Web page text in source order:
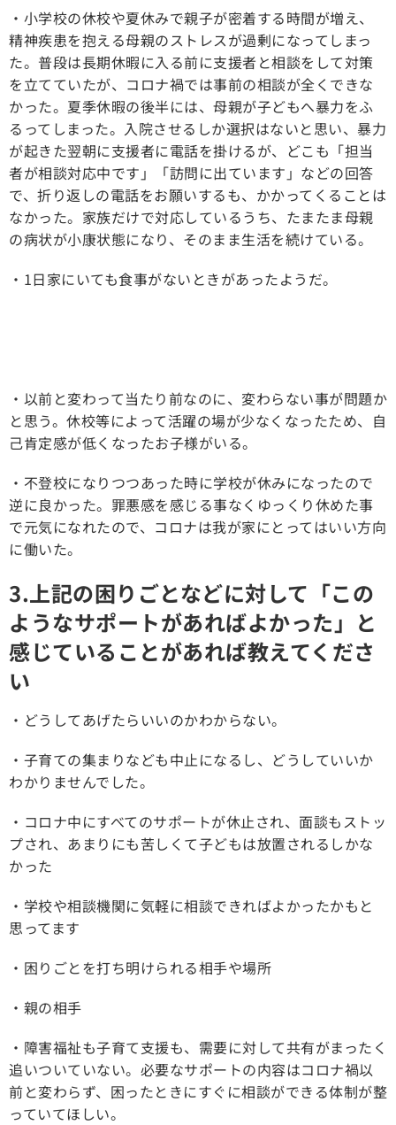
・小学校の休校や夏休みで親子が密着する時間が増え、
精神疾患を抱える母親のストレスが過剰になってしまっ
た。普段は長期休暇に入る前に支援者と相談をして対策
を立てていたが、コロナ禍では事前の相談が全くできな
かった。夏季休暇の後半には、母親が子どもへ暴力をふ
るってしまった。入院させるしか選択はないと思い、暴力
が起きた翌朝に支援者に電話を掛けるが、どこも「担当
者が相談対応中です」「訪問に出ています」などの回答
で、折り返しの電話をお願いするも、かかってくることは
なかった。家族だけで対応しているうち、たまたま母親
の病状が小康状態になり、そのまま生活を続けている。
・1日家にいても食事がないときがあったようだ。
・以前と変わって当たり前なのに、変わらない事が問題か
と思う。休校等によって活躍の場が少なくなったため、自
己肯定感が低くなったお子様がいる。
・不登校になりつつあった時に学校が休みになったので
逆に良かった。罪悪感を感じる事なくゆっくり休めた事
で元気になれたので、コロナは我が家にとってはいい方向
に働いた。
3.上記の困りごとなどに対して「この
ようなサポートがあればよかった」と
感じていることがあれば教えてくださ
い
・どうしてあげたらいいのかわからない。
・子育ての集まりなども中止になるし、どうしていいか
わかりませんでした。
・コロナ中にすべてのサポートが休止され、面談もストッ
プされ、あまりにも苦しくて子どもは放置されるしかな
かった
・学校や相談機関に気軽に相談できればよかったかもと
思ってます
・困りごとを打ち明けられる相手や場所
・親の相手
・障害福祉も子育て支援も、需要に対して共有がまったく
追いついていない。必要なサポートの内容はコロナ禍以
前と変わらず、困ったときにすぐに相談ができる体制が整
っていてほしい。